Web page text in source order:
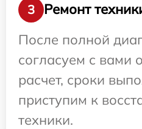
3
Ремонт
После полной
согласуем с вами
расчет, сроки
приступим к
техники.